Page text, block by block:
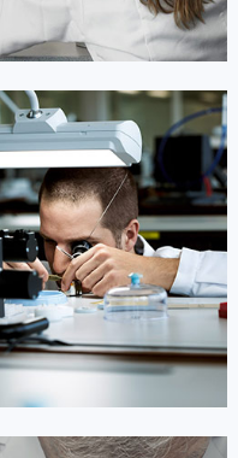
达芙妮·克劳迪娅
资深积家技师
是积家售后服务中心
(积家保养中心)
的高级技师之一
Shanghai Jaeger Maintain center
 上海积家维修